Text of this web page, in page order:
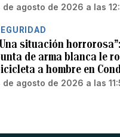
de agosto de 2026 a las
situación
de arma blanca le
a hombre en
de agosto de 2026 a las